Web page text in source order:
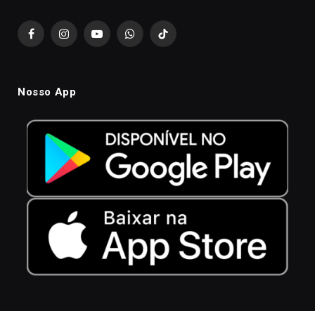
FacebookInstagramYouTubeWhatsAppTikTok
Nosso App